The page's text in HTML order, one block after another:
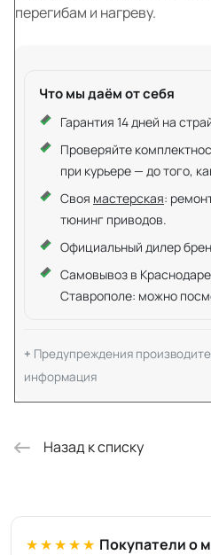
перегибам и нагреву.
Что мы даём от себя
Гарантия 14 дней на
Проверяйте
при курьере — до того,
Своя мастерская:
тюнинг приводов.
Официальный дилер
Самовывоз в
Ставрополе: можно
Предупреждения
информация
Назад к списку
★★★★★ Покупатели о